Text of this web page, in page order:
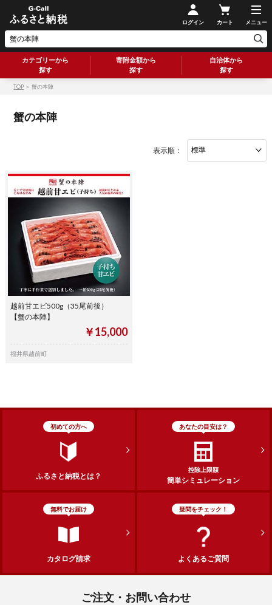
ログイン カート メニュー
カテゴリーから
探す
寄附金額から
探す
自治体から
探す
TOP ＞ 蟹の本陣
蟹の本陣
表示順：
越前甘エビ500g（35尾前後）
【蟹の本陣】
￥15,000
福井県越前町
初めての方へ
ふるさと納税とは？
あなたの目安は？
控除上限額
簡単シミュレーション
無料でお届け
カタログ請求
疑問をチェック！
よくあるご質問
ご注文・お問い合わせ